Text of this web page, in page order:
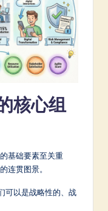
核心组
基础要素至关重
连贯图景。
可以是战略性的、战